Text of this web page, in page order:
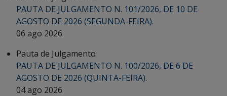
PAUTA DE JULGAMENTO N. 101/2026, DE 10 DE
AGOSTO DE 2026 (SEGUNDA-FEIRA).
06 ago 2026
Pauta de Julgamento
PAUTA DE JULGAMENTO N. 100/2026, DE 6 DE
AGOSTO DE 2026 (QUINTA-FEIRA).
04 ago 2026